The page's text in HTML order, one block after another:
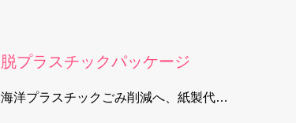
脱プラスチックパッケージ
海洋プラスチックごみ削減へ、紙製代…